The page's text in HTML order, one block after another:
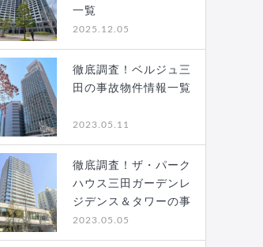
一覧
2025.12.05
徹底調査！ベルジュ三
田の事故物件情報一覧
2023.05.11
徹底調査！ザ・パーク
ハウス三田ガーデンレ
ジデンス＆タワーの事
故…
2023.05.05